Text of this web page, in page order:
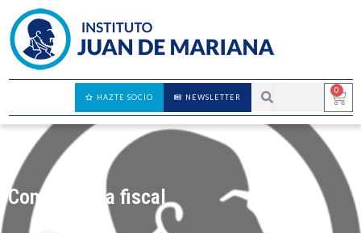
0
NEWSLETTER
HAZTE SOCIO
Competencia fiscal